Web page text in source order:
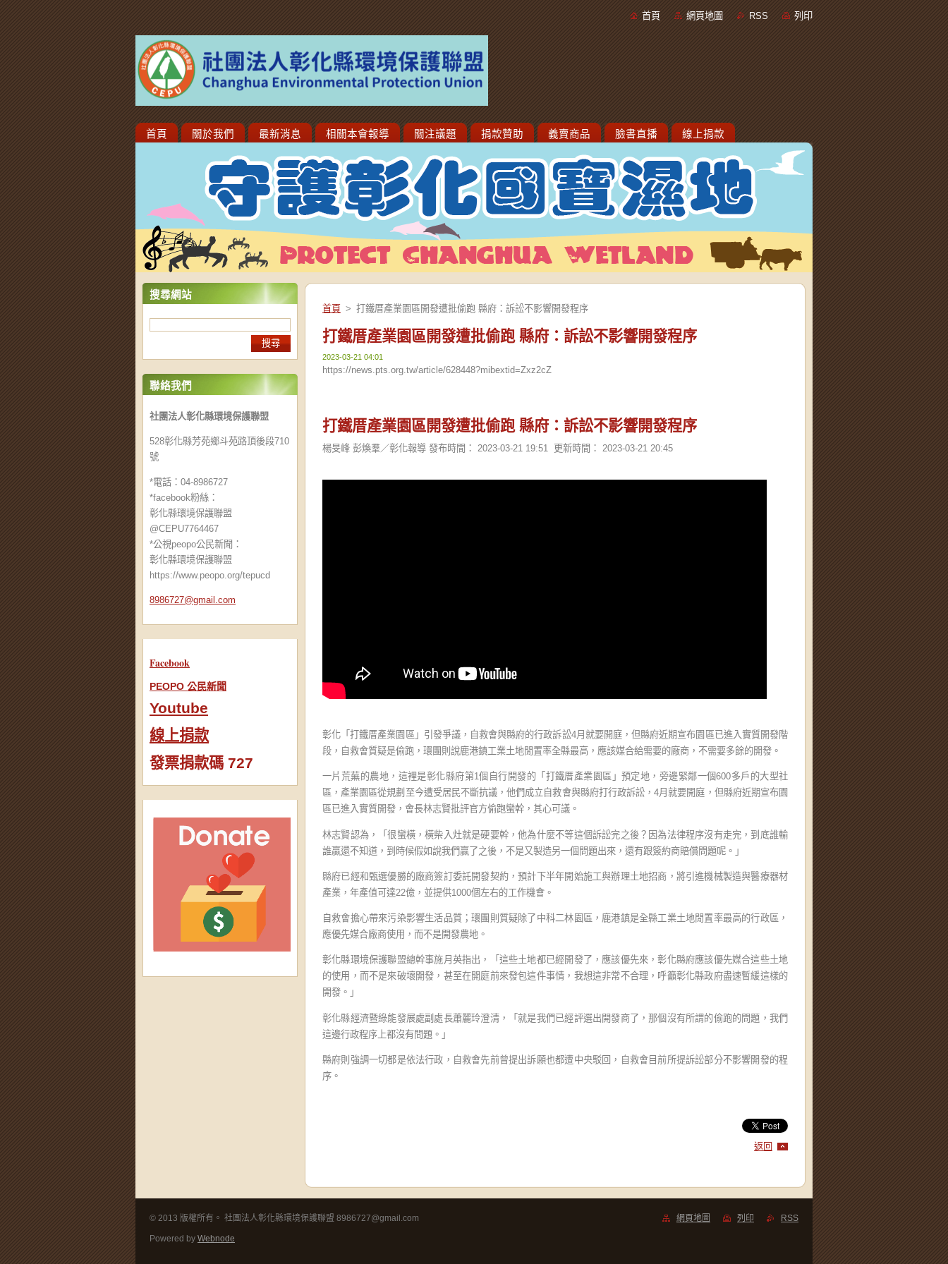
首頁 網頁地圖 RSS 列印
首頁 關於我們 最新消息 相關本會報導 關注議題 捐款贊助 義賣商品 臉書直播 線上捐款
搜尋網站
聯絡我們
社團法人彰化縣環境保護聯盟
528彰化縣芳苑鄉斗苑路頂後段710
號
*電話：04-8986727
*facebook粉絲：
彰化縣環境保護聯盟
@CEPU7764467
*公視peopo公民新聞：
彰化縣環境保護聯盟
https://www.peopo.org/tepucd
8986727@gmail.com
Facebook
PEOPO 公民新聞
Youtube
線上捐款
發票捐款碼 727
首頁 > 打鐵厝產業園區開發遭批偷跑 縣府：訴訟不影響開發程序
打鐵厝產業園區開發遭批偷跑 縣府：訴訟不影響開發程序
2023-03-21 04:01
https://news.pts.org.tw/article/628448?mibextid=Zxz2cZ
打鐵厝產業園區開發遭批偷跑 縣府：訴訟不影響開發程序
楊旻峰 彭煥羣／彰化報導 發布時間： 2023-03-21 19:51 更新時間： 2023-03-21 20:45
彰化「打鐵厝產業園區」引發爭議，自救會與縣府的行政訴訟4月就要開庭，但縣府近期宣布園區已進入實質開發階
段，自救會質疑是偷跑，環團則說鹿港鎮工業土地閒置率全縣最高，應該媒合給需要的廠商，不需要多餘的開發。
一片荒蕪的農地，這裡是彰化縣府第1個自行開發的「打鐵厝產業園區」預定地，旁邊緊鄰一個600多戶的大型社
區，產業園區從規劃至今遭受居民不斷抗議，他們成立自救會與縣府打行政訴訟，4月就要開庭，但縣府近期宣布園
區已進入實質開發，會長林志賢批評官方偷跑蠻幹，其心可議。
林志賢認為，「很蠻橫，橫柴入灶就是硬要幹，他為什麼不等這個訴訟完之後？因為法律程序沒有走完，到底誰輸
誰贏還不知道，到時候假如說我們贏了之後，不是又製造另一個問題出來，還有跟簽約商賠償問題呢。」
縣府已經和甄選優勝的廠商簽訂委託開發契約，預計下半年開始施工與辦理土地招商，將引進機械製造與醫療器材
產業，年產值可達22億，並提供1000個左右的工作機會。
自救會擔心帶來污染影響生活品質；環團則質疑除了中科二林園區，鹿港鎮是全縣工業土地閒置率最高的行政區，
應優先媒合廠商使用，而不是開發農地。
彰化縣環境保護聯盟總幹事施月英指出，「這些土地都已經開發了，應該優先來，彰化縣府應該優先媒合這些土地
的使用，而不是來破壞開發，甚至在開庭前來發包這件事情，我想這非常不合理，呼籲彰化縣政府盡速暫緩這樣的
開發。」
彰化縣經濟暨綠能發展處副處長蕭麗玲澄清，「就是我們已經評選出開發商了，那個沒有所謂的偷跑的問題，我們
這邊行政程序上都沒有問題。」
縣府則強調一切都是依法行政，自救會先前曾提出訴願也都遭中央駁回，自救會目前所提訴訟部分不影響開發的程
序。
返回
網頁地圖 列印 RSS
© 2013 版權所有。 社團法人彰化縣環境保護聯盟 8986727@gmail.com
Powered by Webnode